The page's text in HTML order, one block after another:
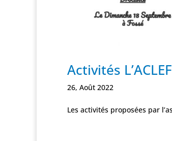
Activités
26, Août 2022
Les activités proposées par